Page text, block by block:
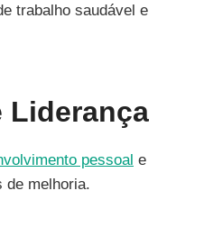
trabalho saudável e
Liderança
pessoal e
de melhoria.